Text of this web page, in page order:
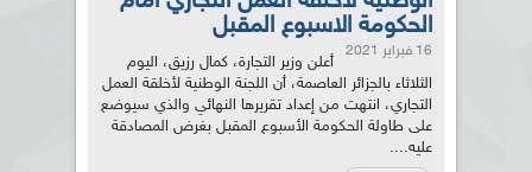
الحكومة الاسبوع المقبل
16 فبراير 2021
أعلن وزير التجارة، كمال رزيق، اليوم
الثلاثاء بالجزائر العاصمة، أن اللجنة الوطنية لأخلقة العمل
التجاري، انتهت من إعداد تقريرها النهائي والذي سيوضع
على طاولة الحكومة الأسبوع المقبل بغرض المصادقة
عليه....